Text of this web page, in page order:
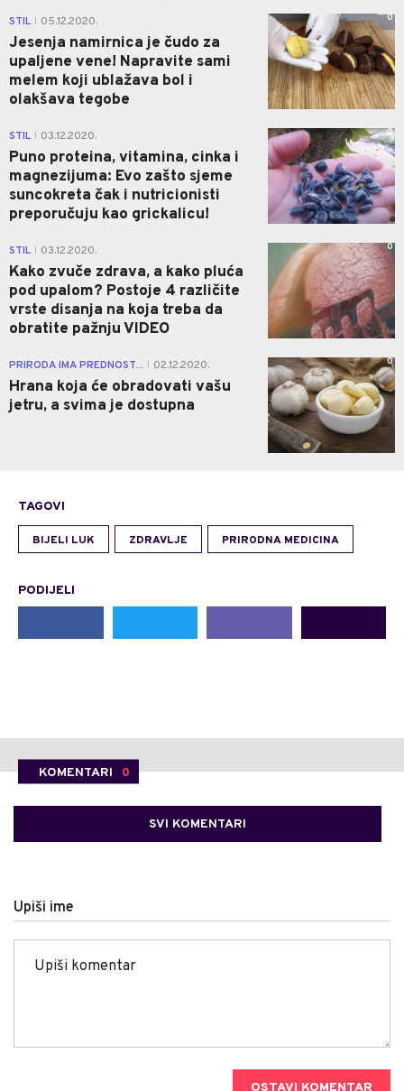
STIL 05.12.2020.
Jesenja namirnica je čudo za
upaljene vene! Napravite sami
melem koji ublažava bol i
olakšava tegobe
0
STIL 03.12.2020.
Puno proteina, vitamina, cinka i
magnezijuma: Evo zašto sjeme
suncokreta čak i nutricionisti
preporučuju kao grickalicu!
0
STIL 03.12.2020.
Kako zvuče zdrava, a kako pluća
pod upalom? Postoje 4 različite
vrste disanja na koja treba da
obratite pažnju VIDEO
0
PRIRODA IMA PREDNOST... 02.12.2020.
Hrana koja će obradovati vašu
jetru, a svima je dostupna
0
TAGOVI
BIJELI LUK ZDRAVLJE PRIRODNA MEDICINA
PODIJELI
KOMENTARI 0
SVI KOMENTARI
Upiši ime
OSTAVI KOMENTAR